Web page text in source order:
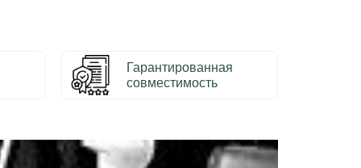
Гарантированная
совместимость